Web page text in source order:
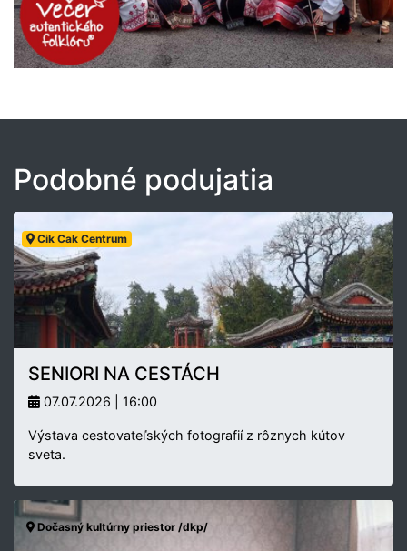
Podobné podujatia
Cik Cak Centrum
SENIORI NA CESTÁCH
07.07.2026 | 16:00
Výstava cestovateľských fotografií z rôznych kútov
sveta.
Dočasný kultúrny priestor /dkp/